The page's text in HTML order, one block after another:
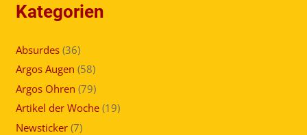
Kategorien
Absurdes(36)
Argos Augen (58)
Argos Ohren (79)
Artikel der Woche(19)
Newsticker(7)